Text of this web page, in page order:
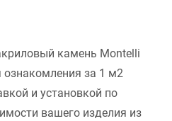
камень Montelli
ознакомления за 1 м2
и установкой по
вашего изделия из